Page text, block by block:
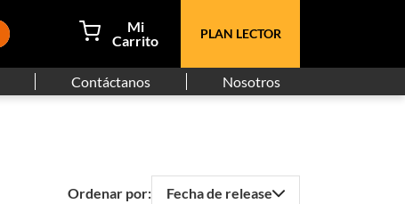
PLAN LECTOR
Contáctanos Nosotros
Fecha de release